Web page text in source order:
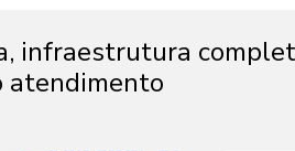
infraestrutura
atendimento